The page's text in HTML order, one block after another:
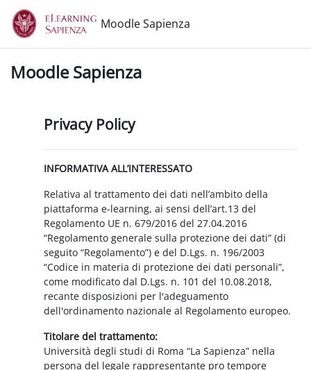
Vai al contenuto principale
Moodle Sapienza
Moodle Sapienza
Privacy Policy
INFORMATIVA ALL’INTERESSATO
Relativa al trattamento dei dati nell’ambito della
piattaforma e-learning, ai sensi dell’art.13 del
Regolamento UE n. 679/2016 del 27.04.2016
“Regolamento generale sulla protezione dei dati” (di
seguito “Regolamento”) e del D.Lgs. n. 196/2003
“Codice in materia di protezione dei dati personali”,
come modificato dal D.Lgs. n. 101 del 10.08.2018,
recante disposizioni per l'adeguamento
dell'ordinamento nazionale al Regolamento europeo.
Titolare del trattamento:
Università degli studi di Roma “La Sapienza” nella
persona del legale rappresentante pro tempore